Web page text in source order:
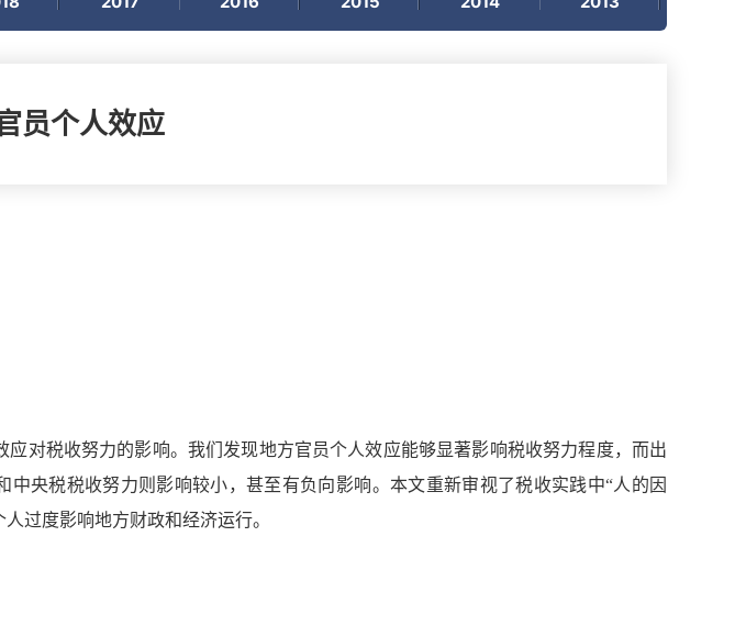
员个人效应
对税收努力的影响。我们发现地方官员个人效应能够显著影响税收努力程度，而出
央税税收努力则影响较小，甚至有负向影响。本文重新审视了税收实践中“人的因
过度影响地方财政和经济运行。